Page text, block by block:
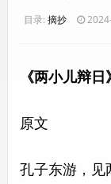
目录: 摘抄
《两小儿辩
原文
孔子东游，见